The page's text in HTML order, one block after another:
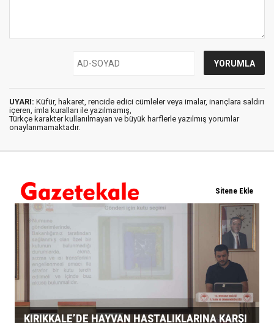
UYARI: Küfür, hakaret, rencide edici cümleler veya imalar, inançlara saldırı
içeren, imla kuralları ile yazılmamış,
Türkçe karakter kullanılmayan ve büyük harflerle yazılmış yorumlar
onaylanmamaktadır.